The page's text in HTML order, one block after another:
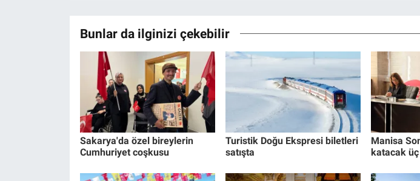
Bunlar da ilginizi çekebilir
Sakarya'da özel bireylerin
Cumhuriyet coşkusu
Turistik Doğu Ekspresi biletleri
satışta
Manisa
katacak